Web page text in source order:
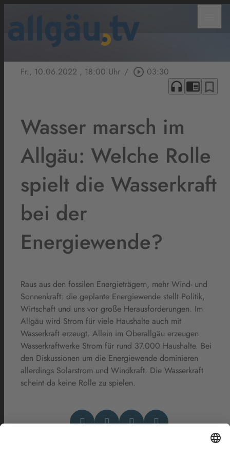
Fr., 10.06.2022 , 18:00 Uhr / play_circle_outline 03:30
headphones chrome_reader_mode bookmark_border
Wasser marsch im
Allgäu: Welche Rolle
spielt die Wasserkraft
bei der
Energiewende?
Raus aus den fossilen Energieträgern, mehr Wind- und
Sonnenkraft: die geplante Energiewende stellt Politik,
Wirtschaft und uns vor große Herausforderungen. Im
Allgäu wird Strom für viele Haushalte auch mit
Wasserkraft erzeugt. Allein im Oberallgäu erzeugen
Wasserkraftwerke Strom für rund 37.000 Haushalte. Bei
den Diskussionen um die Energiewende dominieren
allerdings Solarstrom und Windkraft. Die Wasserkraft
scheint da keine Rolle zu spielen.